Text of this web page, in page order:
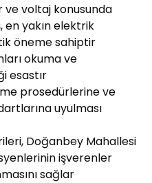
voltaj konusunda
en yakın elektrik
öneme sahiptir
okuma ve
esastır
prosedürlerine ve
uyulması
Doğanbey Mahallesi
işverenler
sağlar